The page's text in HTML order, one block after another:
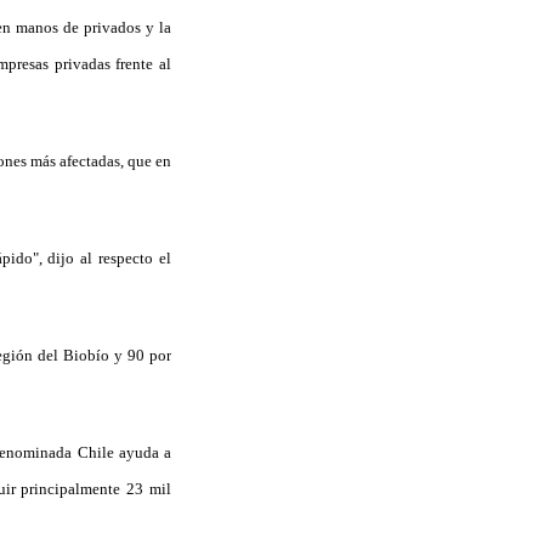
manos de privados y la
privadas frente al
más afectadas, que en
dijo al respecto el
del Biobío y 90 por
Chile ayuda a
principalmente 23 mil